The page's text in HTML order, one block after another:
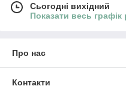
Сьогодні вихідний
Показати весь графік
Про нас
Контакти